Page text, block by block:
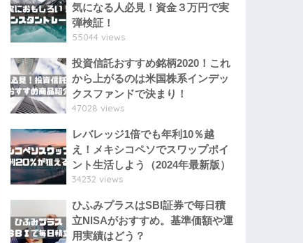
気になる人必見！資金３万円で実
弾検証！
55044 views
投資信託おすすめ銘柄2020！これ
から上がるのは米国株系インデッ
クスファンドで決まり！
47028 views
レバレッジ1倍でも年利10％越
え！メキシコペソでスワップポイ
ント生活しよう（2024年最新版）
34232 views
ひふみプラスはSBI証券で毎日積
立NISAがおすすめ。基準価額や運
用実績はどう？